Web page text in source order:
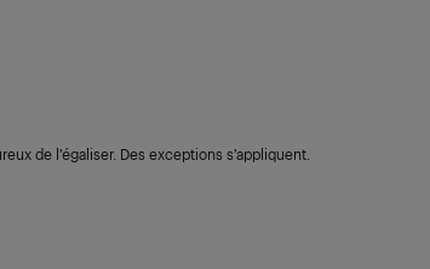
de l’égaliser. Des exceptions s’appliquent.